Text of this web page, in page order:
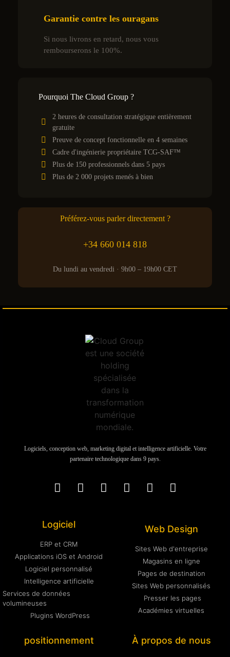
Garantie contre les ouragans
Si nous livrons en retard, nous vous
rembourserons le 100%.
Pourquoi The Cloud Group ?
2 heures de consultation stratégique entièrement
gratuite
Preuve de concept fonctionnelle en 4 semaines
Cadre d'ingénierie propriétaire TCG-SAF™
Plus de 150 professionnels dans 5 pays
Plus de 2 000 projets menés à bien
Préférez-vous parler directement ?
+34 660 014 818
Du lundi au vendredi · 9h00 – 19h00 CET
Logiciels, conception web, marketing digital et intelligence artificielle. Votre
partenaire technologique dans 9 pays.
Logiciel
ERP et CRM
Applications iOS et Android
Logiciel personnalisé
Intelligence artificielle
Services de données
volumineuses
Plugins WordPress
Web Design
Sites Web d'entreprise
Magasins en ligne
Pages de destination
Sites Web personnalisés
Presser les pages
Académies virtuelles
positionnement À propos de nous